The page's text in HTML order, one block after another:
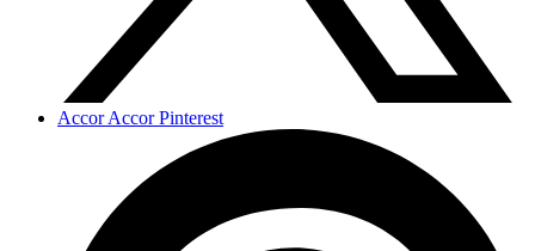
Accor Accor Pinterest